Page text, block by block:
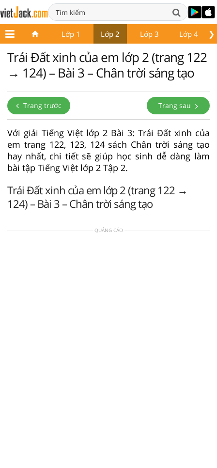
❯
Lớp 1 Lớp 2 Lớp 3 Lớp 4
Trái Đất xinh của em lớp 2 (trang 122
→ 124) – Bài 3 – Chân trời sáng tạo
Trang trước Trang sau
Với giải Tiếng Việt lớp 2 Bài 3: Trái Đất xinh của
em trang 122, 123, 124 sách Chân trời sáng tạo
hay nhất, chi tiết sẽ giúp học sinh dễ dàng làm
bài tập Tiếng Việt lớp 2 Tập 2.
Trái Đất xinh của em lớp 2 (trang 122 →
124) – Bài 3 – Chân trời sáng tạo
QUẢNG CÁO